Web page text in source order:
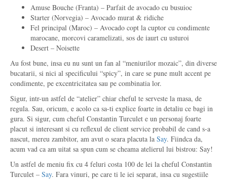
Amuse Bouche (Franta) – Parfait de avocado cu busuioc
Starter (Norvegia) – Avocado murat & ridiche
Fel principal (Maroc) – Avocado copt la cuptor cu condimente
marocane, morcovi caramelizati, sos de iaurt cu usturoi
Desert – Noisette
Au fost bune, insa eu nu sunt un fan al “meniurilor mozaic”, din diverse
bucatarii, si nici al specificului “spicy”, in care se pune mult accent pe
condimente, pe excentricitatea sau pe combinatia lor.
Sigur, intr-un astfel de “atelier” chiar cheful te serveste la masa, de
regula. Sau, oricum, e acolo ca sa-ti explice foarte in detaliu ce bagi in
gura. Si sigur, cum cheful Constantin Turculet e un personaj foarte
placut si interesant si cu reflexul de client service probabil de cand s-a
nascut, mereu zambitor, am avut o seara placuta la Say. Fiindca da,
acum vad ca am uitat sa spun cum se cheama atelierul lui bistrou: Say!
Un astfel de meniu fix cu 4 feluri costa 100 de lei la cheful Constantin
Turculet – Say. Fara vinuri, pe care ti le iei separat, insa cu sugestiile